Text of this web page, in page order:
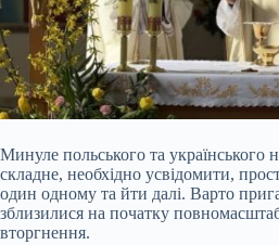
Минуле польського та українського
складне, необхідно усвідомити,
один одному та йти далі. Варто
зблизилися на початку
вторгнення.